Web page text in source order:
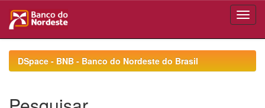
navigationDSpace - BNB - Banco do Nordeste do Brasil